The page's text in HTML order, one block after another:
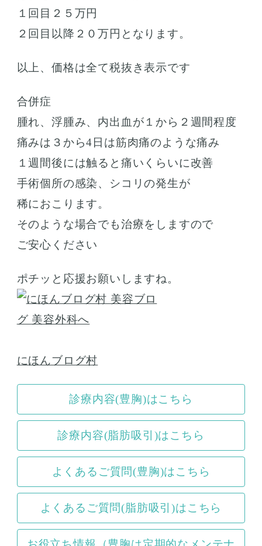
１回目２５万円
２回目以降２０万円となります。
以上、価格は全て税抜き表示です
合併症
腫れ、浮腫み、内出血が１から２週間程度
痛みは３から4日は筋肉痛のような痛み
１週間後には触ると痛いくらいに改善
手術個所の感染、シコリの発生が
稀におこります。
そのような場合でも治療をしますので
ご安心ください
ポチッと応援お願いしますね。
にほんブログ村
診療内容(豊胸)はこちら
診療内容(脂肪吸引)はこちら
よくあるご質問(豊胸)はこちら
よくあるご質問(脂肪吸引)はこちら